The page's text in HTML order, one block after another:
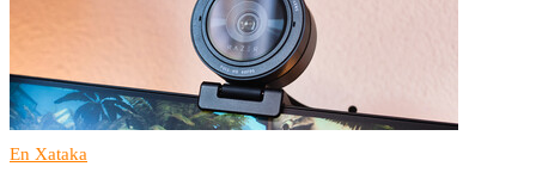
En Xataka